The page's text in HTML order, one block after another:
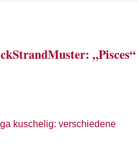
„Pisces“
kuschelig: verschiedene